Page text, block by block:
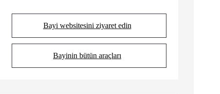
Bayi websitesini ziyaret edin
(Opens in new tab)
Bayinin bütün araçları
(Opens in new tab)